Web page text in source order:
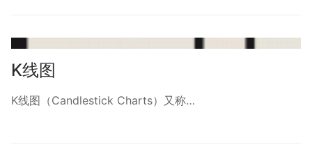
K线图
K线图（Candlestick Charts）又称…